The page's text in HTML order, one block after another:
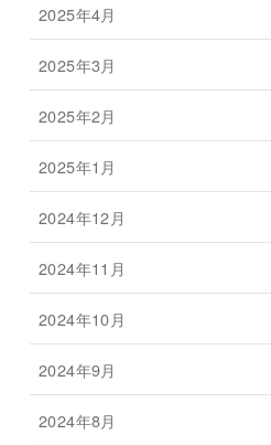
2025年4月
2025年3月
2025年2月
2025年1月
2024年12月
2024年11月
2024年10月
2024年9月
2024年8月